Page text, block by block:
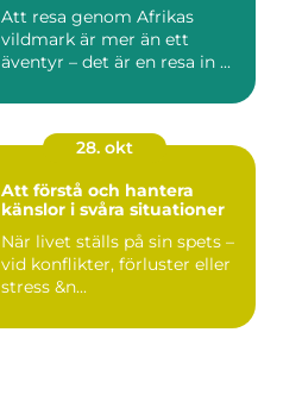
Att resa genom Afrikas
vildmark är mer än ett
äventyr – det är en resa in ...
28. okt
Att förstå och hantera
känslor i svåra situationer
När livet ställs på sin spets –
vid konflikter, förluster eller
stress &n...